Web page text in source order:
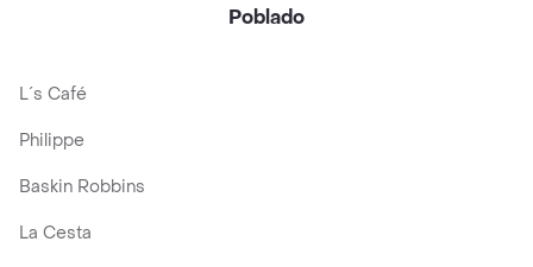
Poblado
L´s Café
Philippe
Baskin Robbins
La Cesta